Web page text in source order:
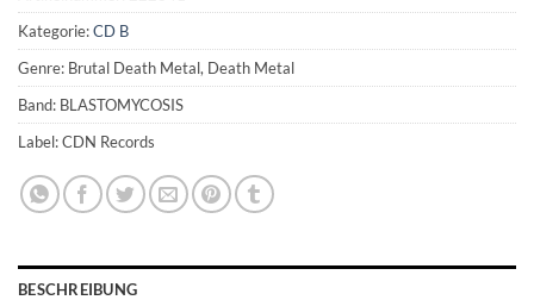
Kategorie:CD B
Genre: Brutal Death Metal, Death Metal
Band: BLASTOMYCOSIS
Label: CDN Records
BESCHREIBUNG